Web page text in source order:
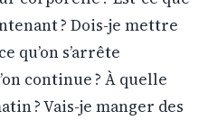
? Dois-je mettre
qu’on s’arrête
continue ? À quelle
? Vais-je manger des